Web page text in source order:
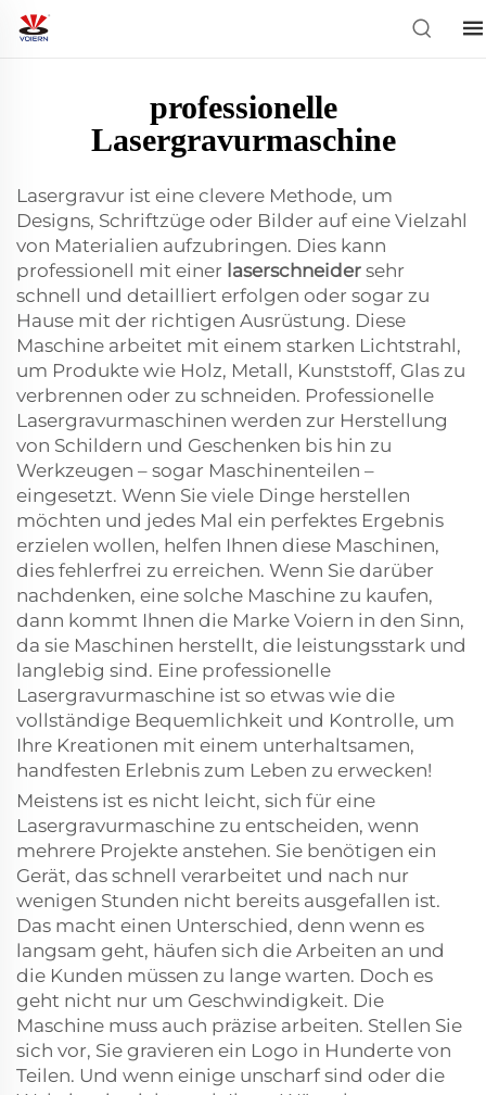
professionelle
Lasergravurmaschine
Lasergravur ist eine clevere Methode, um
Designs, Schriftzüge oder Bilder auf eine Vielzahl
von Materialien aufzubringen. Dies kann
professionell mit einer laserschneider sehr
schnell und detailliert erfolgen oder sogar zu
Hause mit der richtigen Ausrüstung. Diese
Maschine arbeitet mit einem starken Lichtstrahl,
um Produkte wie Holz, Metall, Kunststoff, Glas zu
verbrennen oder zu schneiden. Professionelle
Lasergravurmaschinen werden zur Herstellung
von Schildern und Geschenken bis hin zu
Werkzeugen – sogar Maschinenteilen –
eingesetzt. Wenn Sie viele Dinge herstellen
möchten und jedes Mal ein perfektes Ergebnis
erzielen wollen, helfen Ihnen diese Maschinen,
dies fehlerfrei zu erreichen. Wenn Sie darüber
nachdenken, eine solche Maschine zu kaufen,
dann kommt Ihnen die Marke Voiern in den Sinn,
da sie Maschinen herstellt, die leistungsstark und
langlebig sind. Eine professionelle
Lasergravurmaschine ist so etwas wie die
vollständige Bequemlichkeit und Kontrolle, um
Ihre Kreationen mit einem unterhaltsamen,
handfesten Erlebnis zum Leben zu erwecken!
Meistens ist es nicht leicht, sich für eine
Lasergravurmaschine zu entscheiden, wenn
mehrere Projekte anstehen. Sie benötigen ein
Gerät, das schnell verarbeitet und nach nur
wenigen Stunden nicht bereits ausgefallen ist.
Das macht einen Unterschied, denn wenn es
langsam geht, häufen sich die Arbeiten an und
die Kunden müssen zu lange warten. Doch es
geht nicht nur um Geschwindigkeit. Die
Maschine muss auch präzise arbeiten. Stellen Sie
sich vor, Sie gravieren ein Logo in Hunderte von
Teilen. Und wenn einige unscharf sind oder die